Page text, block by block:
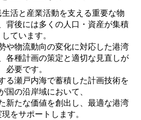
活と産業活動を支える重要な物
背後には多くの人口・資産が集積
しています。
や物流動向の変化に対応した港湾
各種計画の策定と適切な見直しが
必要です。
る瀬戸内海で蓄積した計画技術を
国の沿岸域において、
新たな価値を創出し、最適な港湾
をサポートします。